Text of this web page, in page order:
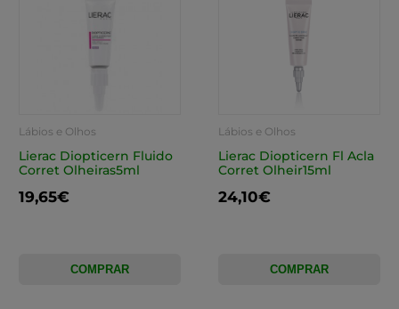
Lábios e Olhos
Lierac Diopticern Fluido
Corret Olheiras5ml
19,65€
COMPRAR
Lábios e Olhos
Lierac Diopticern Fl Acla
Corret Olheir15ml
24,10€
COMPRAR